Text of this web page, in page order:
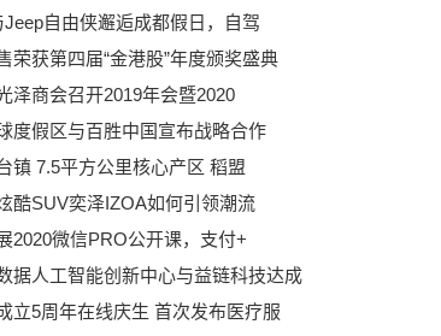
Jeep自由侠邂逅成都假日，自驾
荣获第四届“金港股”年度颁奖盛典
泽商会召开2019年会暨2020
度假区与百胜中国宣布战略合作
镇 7.5平方公里核心产区 稻盟
酷SUV奕泽IZOA如何引领潮流
2020微信PRO公开课，支付+
据人工智能创新中心与益链科技达成
立5周年在线庆生 首次发布医疗服